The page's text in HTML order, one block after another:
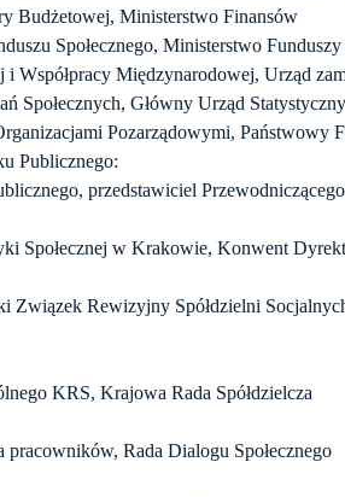
Budżetowej, Ministerstwo Finansów
Społecznego, Ministerstwo
Międzynarodowej, Urząd
Społecznych, Główny Urząd Statystyczny
Pozarządowymi, Państwowy
Publicznego:
przedstawiciel
Społecznej w Krakowie, Konwent
Związek Rewizyjny Spółdzielni
KRS, Krajowa Rada Spółdzielcza
Rada Dialogu Społecznego